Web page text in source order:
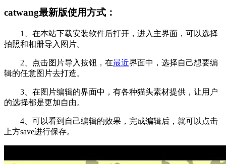
catwang最新版使用方式：
1、在本站下载安装软件后打开，进入主界面，可以选择
拍照和相册导入图片。
2、点击图片导入按钮，在最近界面中，选择自己想要编
辑的任意图片去打造。
3、在图片编辑的界面中，有各种猫头素材提供，让用户
的选择都是更加自由。
4、可以看到自己编辑的效果，完成编辑后，就可以点击
上方save进行保存。